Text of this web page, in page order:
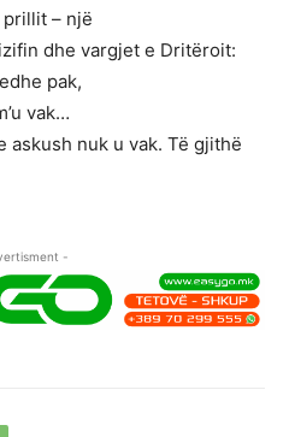
– një
dhe vargjet e Dritëroit:
pak,
vak…
askush nuk u vak. Të gjithë
-